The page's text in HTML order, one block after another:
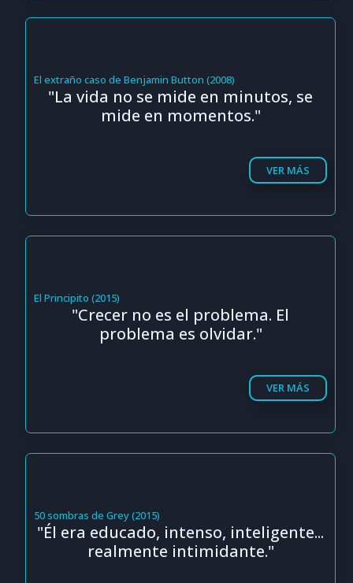
El extraño caso de Benjamin Button (2008)
"La vida no se mide en minutos, se
mide en momentos."
VER MÁS
El Principito (2015)
"Crecer no es el problema. El
problema es olvidar."
VER MÁS
50 sombras de Grey (2015)
"Él era educado, intenso, inteligente...
realmente intimidante."